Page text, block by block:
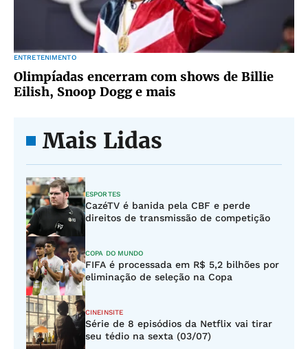
ENTRETENIMENTO
Olimpíadas encerram com shows de Billie
Eilish, Snoop Dogg e mais
Mais Lidas
ESPORTES
CazéTV é banida pela CBF e perde
direitos de transmissão de competição
COPA DO MUNDO
FIFA é processada em R$ 5,2 bilhões por
eliminação de seleção na Copa
CINEINSITE
Série de 8 episódios da Netflix vai tirar
seu tédio na sexta (03/07)